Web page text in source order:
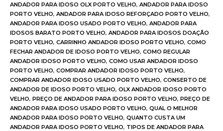
ANDADOR PARA IDOSO OLX PORTO VELHO, ANDADOR PARA IDOSO
PORTO VELHO, ANDADOR PARA IDOSO REFORÇADO PORTO VELHO,
ANDADOR PARA IDOSO USADO PORTO VELHO, ANDADOR PARA
IDOSOS BARATO PORTO VELHO, ANDADOR PARA IDOSOS DOAÇÃO
PORTO VELHO, CARRINHO ANDADOR IDOSO PORTO VELHO, COMO
FECHAR ANDADOR DE IDOSO PORTO VELHO, COMO REGULAR
ANDADOR IDOSO PORTO VELHO, COMO USAR ANDADOR IDOSO
PORTO VELHO, COMPRAR ANDADOR IDOSO PORTO VELHO,
COMPRAR ANDADOR IDOSO USADO PORTO VELHO, CONSERTO DE
ANDADOR DE IDOSO PORTO VELHO, OLX ANDADOR IDOSO PORTO
VELHO, PREÇO DE ANDADOR PARA IDOSO PORTO VELHO, PREÇO DE
ANDADOR PARA IDOSO USADO PORTO VELHO, QUAL O MELHOR
ANDADOR PARA IDOSO PORTO VELHO, QUANTO CUSTA UM
ANDADOR PARA IDOSO PORTO VELHO, TIPOS DE ANDADOR PARA